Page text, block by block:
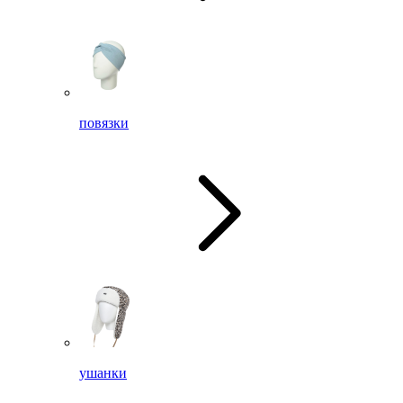
повязки
ушанки